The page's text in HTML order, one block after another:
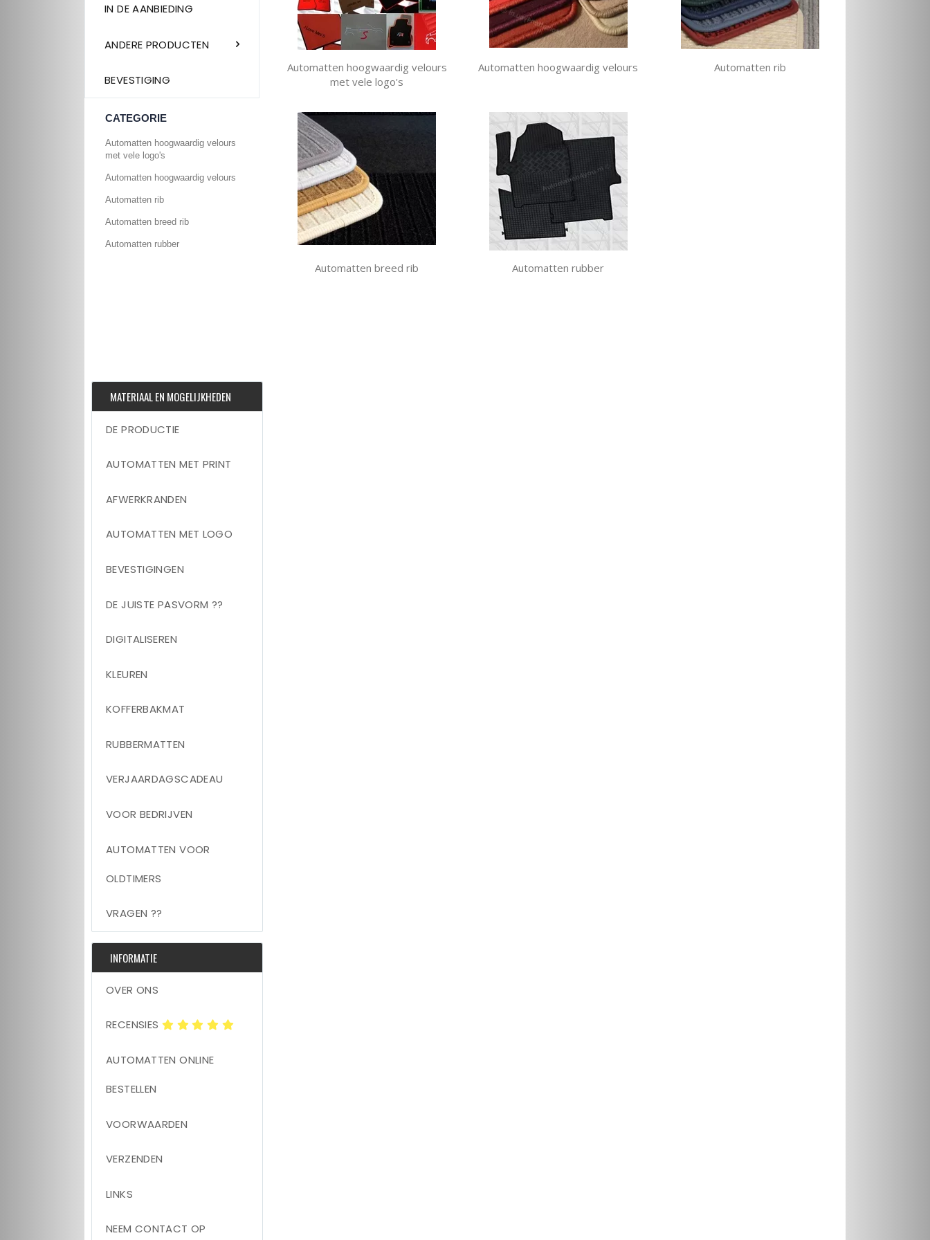
IN DE AANBIEDING
ANDERE PRODUCTEN
BEVESTIGING
Automatten hoogwaardig velours
met vele logo's
Automatten hoogwaardig velours Automatten rib
Automatten breed rib Automatten rubber
CATEGORIE
Automatten hoogwaardig velours
met vele logo's
Automatten hoogwaardig velours
Automatten rib
Automatten breed rib
Automatten rubber
MATERIAAL EN MOGELIJKHEDEN
DE PRODUCTIE
AUTOMATTEN MET PRINT
AFWERKRANDEN
AUTOMATTEN MET LOGO
BEVESTIGINGEN
DE JUISTE PASVORM ??
DIGITALISEREN
KLEUREN
KOFFERBAKMAT
RUBBERMATTEN
VERJAARDAGSCADEAU
VOOR BEDRIJVEN
AUTOMATTEN VOOR
OLDTIMERS
VRAGEN ??
INFORMATIE
OVER ONS
RECENSIES
AUTOMATTEN ONLINE
BESTELLEN
VOORWAARDEN
VERZENDEN
LINKS
NEEM CONTACT OP